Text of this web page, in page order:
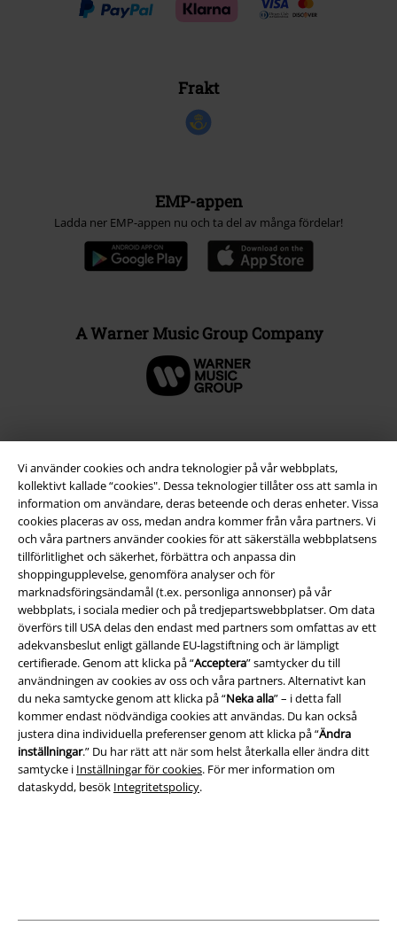
Vi använder cookies och andra teknologier på vår webbplats,
kollektivt kallade “cookies". Dessa teknologier tillåter oss att samla in
information om användare, deras beteende och deras enheter. Vissa
cookies placeras av oss, medan andra kommer från våra partners. Vi
och våra partners använder cookies för att säkerställa webbplatsens
tillförlitlighet och säkerhet, förbättra och anpassa din
shoppingupplevelse, genomföra analyser och för
marknadsföringsändamål (t.ex. personliga annonser) på vår
webbplats, i sociala medier och på tredjepartswebbplatser. Om data
överförs till USA delas den endast med partners som omfattas av ett
adekvansbeslut enligt gällande EU-lagstiftning och är lämpligt
certifierade. Genom att klicka på “Acceptera” samtycker du till
användningen av cookies av oss och våra partners. Alternativt kan
du neka samtycke genom att klicka på “Neka alla” – i detta fall
kommer endast nödvändiga cookies att användas. Du kan också
justera dina individuella preferenser genom att klicka på “Ändra
inställningar.” Du har rätt att när som helst återkalla eller ändra ditt
samtycke i Inställningar för cookies. För mer information om
dataskydd, besök Integritetspolicy.
Frakt
EMP-appen
Ladda ner EMP-appen nu och ta del av många fördelar!
A Warner Music Group Company
Juridisk information/Villkor
Villkor
Om oss
Ladda ner villkoren
Avfallshantering och miljöskydd
Försäkran om överensstämmelse